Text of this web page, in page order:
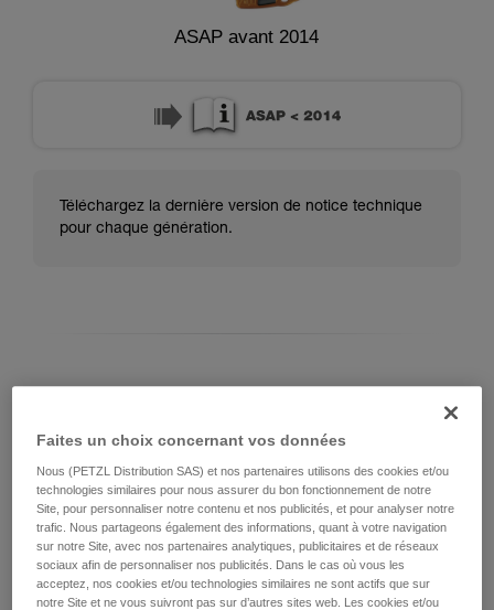
ASAP avant 2014
Téléchargez la dernière version de notice technique
pour chaque génération.
Modèle actuel d'ASAP LOCK :
Faites un choix concernant vos données
Nous (PETZL Distribution SAS) et nos partenaires utilisons des cookies et/ou
technologies similaires pour nous assurer du bon fonctionnement de notre
Site, pour personnaliser notre contenu et nos publicités, et pour analyser notre
trafic. Nous partageons également des informations, quant à votre navigation
sur notre Site, avec nos partenaires analytiques, publicitaires et de réseaux
sociaux afin de personnaliser nos publicités. Dans le cas où vous les
acceptez, nos cookies et/ou technologies similaires ne sont actifs que sur
notre Site et ne vous suivront pas sur d’autres sites web. Les cookies et/ou